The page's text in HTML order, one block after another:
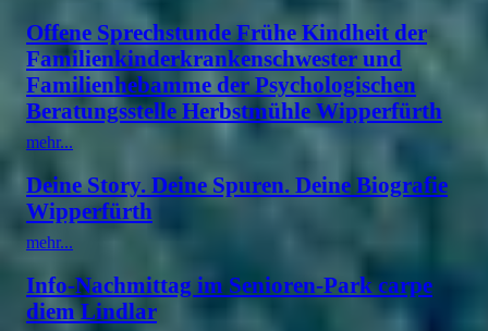
Offene Sprechstunde Frühe Kindheit der
Familienkinderkrankenschwester und
Familienhebamme der Psychologischen
Beratungsstelle Herbstmühle Wipperfürth
mehr...
Deine Story. Deine Spuren. Deine Biografie
Wipperfürth
mehr...
Info-Nachmittag im Senioren-Park carpe
diem Lindlar